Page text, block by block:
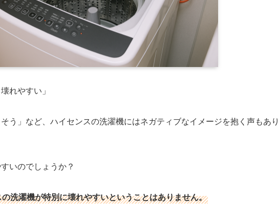
れやすい」
う」など、ハイセンスの洗濯機にはネガティブなイメージを抱く声もあり
いのでしょうか？
洗濯機が特別に壊れやすいということはありません。